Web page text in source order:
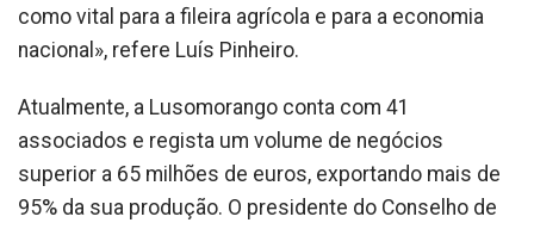
como vital para a fileira agrícola e para a economia
nacional», refere Luís Pinheiro.
Atualmente, a Lusomorango conta com 41
associados e regista um volume de negócios
superior a 65 milhões de euros, exportando mais de
95% da sua produção. O presidente do Conselho de